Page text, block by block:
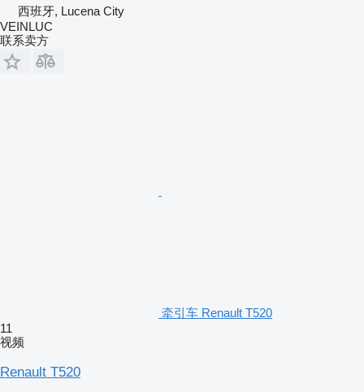
西班牙, Lucena City
VEINLUC
联系卖方
牵引车 Renault T520
11
视频
Renault T520